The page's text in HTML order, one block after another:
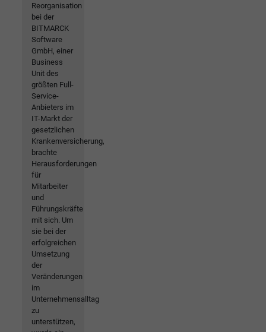
Reorganisation
bei der
BITMARCK
Software
GmbH, einer
Business
Unit des
größten Full-
Service-
Anbieters im
IT-Markt der
gesetzlichen
Krankenversicherung,
brachte
Herausforderungen
für
Mitarbeiter
und
Führungskräfte
mit sich. Um
sie bei der
erfolgreichen
Umsetzung
der
Veränderungen
im
Unternehmensalltag
zu
unterstützen,